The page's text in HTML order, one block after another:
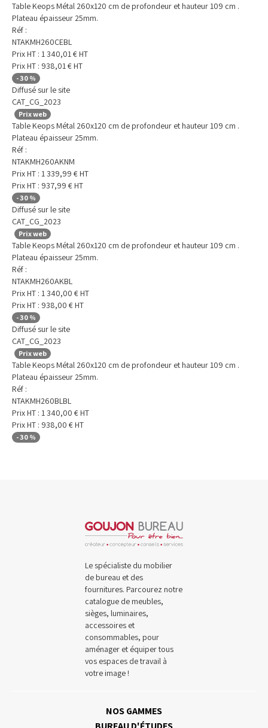
Table Keops Métal 260x120 cm de profondeur et hauteur 109 cm .
Plateau épaisseur 25mm.
Réf :
NTAKMH260CEBL
Prix HT : 1 340,01€ HT
Prix HT : 938,01€ HT
-30 %
Diffusé sur le site
CAT_CG_2023
Prix web
Table Keops Métal 260x120 cm de profondeur et hauteur 109 cm .
Plateau épaisseur 25mm.
Réf :
NTAKMH260AKNM
Prix HT : 1 339,99 € HT
Prix HT : 937,99 € HT
-30 %
Diffusé sur le site
CAT_CG_2023
Prix web
Table Keops Métal 260x120 cm de profondeur et hauteur 109 cm .
Plateau épaisseur 25mm.
Réf :
NTAKMH260AKBL
Prix HT : 1 340,00 € HT
Prix HT : 938,00 € HT
-30 %
Diffusé sur le site
CAT_CG_2023
Prix web
Table Keops Métal 260x120 cm de profondeur et hauteur 109 cm .
Plateau épaisseur 25mm.
Réf :
NTAKMH260BLBL
Prix HT : 1 340,00 € HT
Prix HT : 938,00 € HT
-30 %
Le spécialiste du mobilier
de bureau et des
fournitures. Parcourez notre
catalogue de meubles,
sièges, luminaires,
accessoires et
consommables, pour
aménager et équiper tous
vos espaces de travail à
votre image !
NOS GAMMES